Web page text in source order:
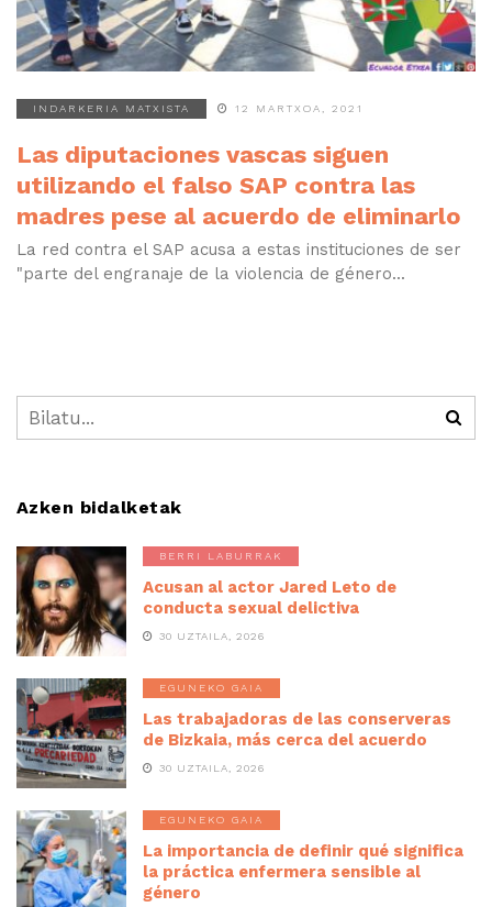
INDARKERIA MATXISTA 12 MARTXOA, 2021
Las diputaciones vascas siguen
utilizando el falso SAP contra las
madres pese al acuerdo de eliminarlo
La red contra el SAP acusa a estas instituciones de ser
"parte del engranaje de la violencia de género...
Azken bidalketak
BERRI LABURRAK
Acusan al actor Jared Leto de
conducta sexual delictiva
30 UZTAILA, 2026
EGUNEKO GAIA
Las trabajadoras de las conserveras
de Bizkaia, más cerca del acuerdo
30 UZTAILA, 2026
EGUNEKO GAIA
La importancia de definir qué significa
la práctica enfermera sensible al
género